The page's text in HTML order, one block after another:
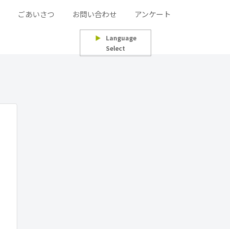
ごあいさつ お問い合わせ アンケート
▶
Language
Select